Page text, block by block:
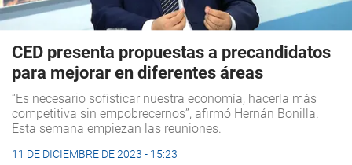
CED presenta propuestas a precandidatos
para mejorar en diferentes áreas
“Es necesario sofisticar nuestra economía, hacerla más
competitiva sin empobrecernos”, afirmó Hernán Bonilla.
Esta semana empiezan las reuniones.
11 DE DICIEMBRE DE 2023 - 15:23